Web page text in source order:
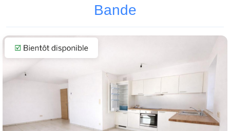
Bande